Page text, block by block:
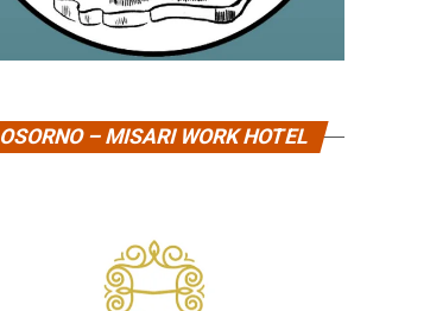
OSORNO – MISARI WORK HOTEL